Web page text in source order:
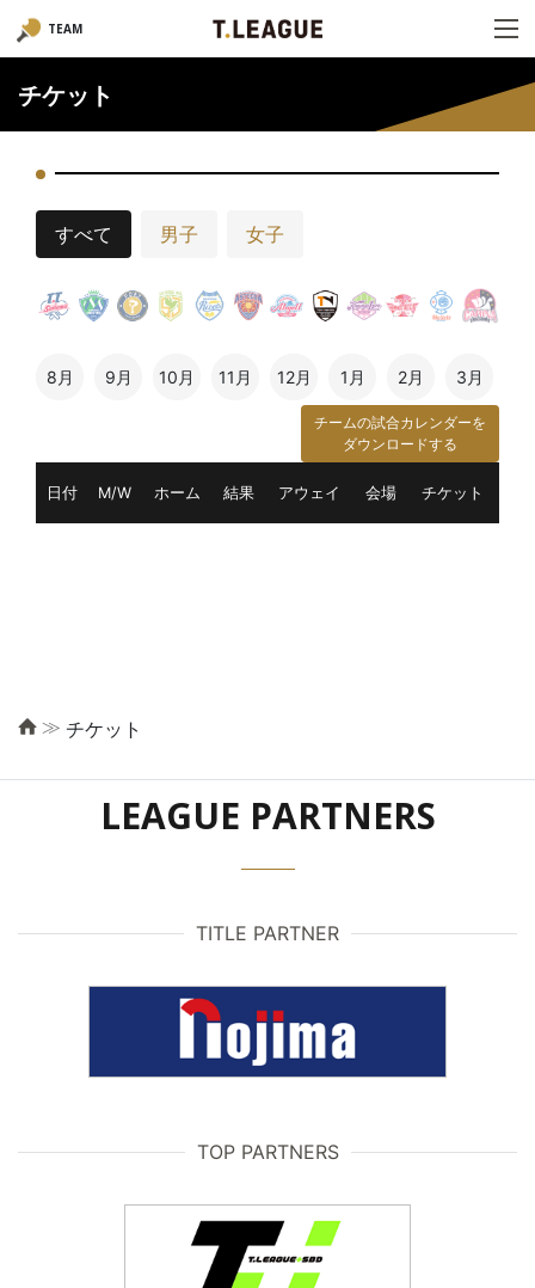
TEAM
チケット
すべて 男子 女子
8月 9月 10月 11月 12月 1月 2月 3月
チームの試合カレンダーを
ダウンロードする
日付 M/W ホーム 結果 アウェイ 会場 チケット
≫ チケット
LEAGUE PARTNERS
TITLE PARTNER
TOP PARTNERS